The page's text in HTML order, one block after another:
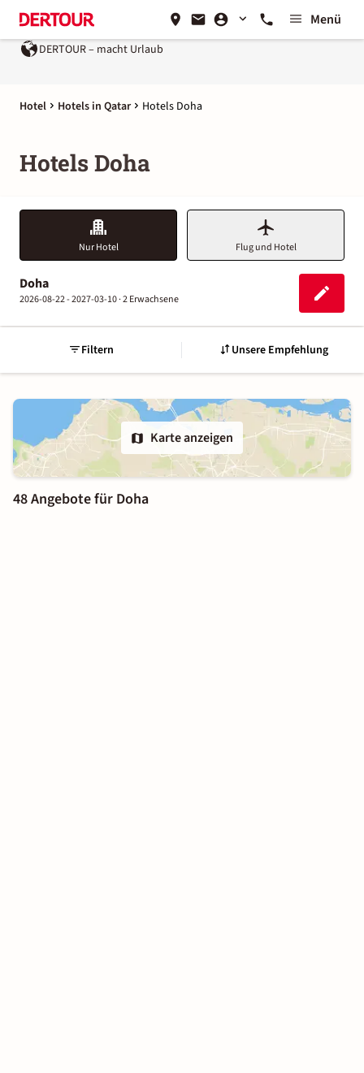
Menü
DERTOUR – macht Urlaub
Hotel Hotels in Qatar Hotels Doha
Hotels Doha
Nur Hotel Flug und Hotel
Doha
2026-08-22 - 2027-03-10 ·2 Erwachsene
Filtern Unsere Empfehlung
Karte anzeigen
48 Angebote für Doha